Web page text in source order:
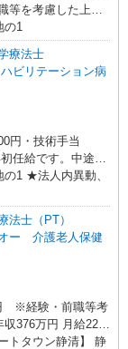
等を考慮した上で
年末年始出勤手
の1
療法士
ビリテーション病
円・技術手当
任給です。中途採
となります。 ★土
勤手当／2,000円〜
1 ★法人内異動、
法士（PT）
ー 介護老人保健
※経験・前職等考
払金1万1500円+住
トタウン静清】 静